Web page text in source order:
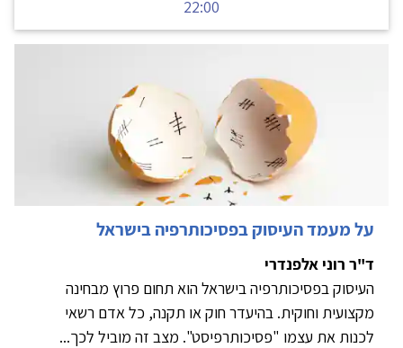
22:00
על מעמד העיסוק בפסיכותרפיה בישראל
ד"ר רוני אלפנדרי
העיסוק בפסיכותרפיה בישראל הוא תחום פרוץ מבחינה
מקצועית וחוקית. בהיעדר חוק או תקנה, כל אדם רשאי
לכנות את עצמו "פסיכותרפיסט". מצב זה מוביל לכך...